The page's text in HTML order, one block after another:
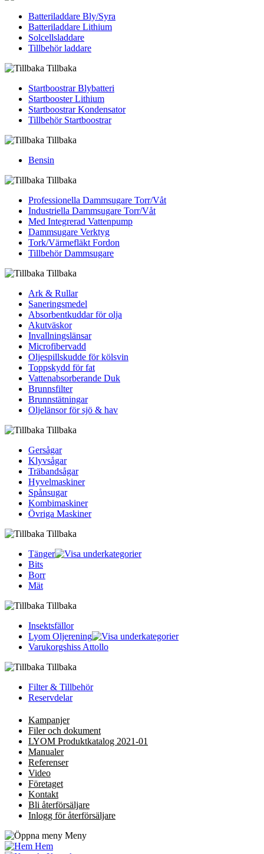
Batteriladdare Bly/Syra
Batteriladdare Lithium
Solcellsladdare
Tillbehör laddare
Tillbaka
Startboostrar Blybatteri
Startbooster Lithium
Startboostrar Kondensator
Tillbehör Startboostrar
Tillbaka
Bensin
Tillbaka
Professionella Dammsugare Torr/Våt
Industriella Dammsugare Torr/Våt
Med Integrerad Vattenpump
Dammsugare Verktyg
Tork/Värmefläkt Fordon
Tillbehör Dammsugare
Tillbaka
Ark & Rullar
Saneringsmedel
Absorbentkuddar för olja
Akutväskor
Invallningslänsar
Microfibervadd
Oljespillskudde för kölsvin
Toppskydd för fat
Vattenabsorberande Duk
Brunnsfilter
Brunnstätningar
Oljelänsor för sjö & hav
Tillbaka
Gersågar
Klyvsågar
Träbandsågar
Hyvelmaskiner
Spånsugar
Kombimaskiner
Övriga Maskiner
Tillbaka
Tänger
Bits
Borr
Mät
Tillbaka
Insektsfällor
Lyom Oljerening
Varukorgshiss Attollo
Tillbaka
Filter & Tillbehör
Reservdelar
Kampanjer
Filer och dokument
LYOM Produktkatalog 2021-01
Manualer
Referenser
Video
Företaget
Kontakt
Bli återförsäljare
Inlogg för återförsäljare
Meny
Hem